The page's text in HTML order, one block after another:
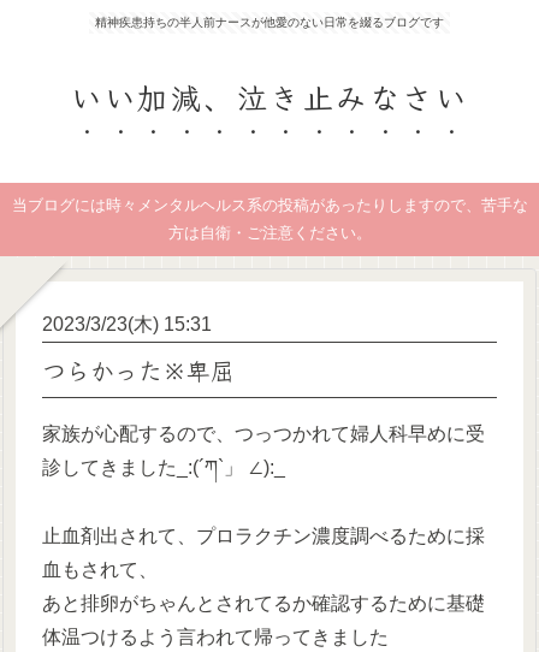
精神疾患持ちの半人前ナースが他愛のない日常を綴るブログです
いい加減、泣き止みなさい
当ブログには時々メンタルヘルス系の投稿があったりしますので、苦手な
方は自衛・ご注意ください。
2023/3/23(木) 15:31
つらかった※卑屈
家族が心配するので、つっつかれて婦人科早めに受
診してきました_:(´ཀ`」 ∠):_
止血剤出されて、プロラクチン濃度調べるために採
血もされて、
あと排卵がちゃんとされてるか確認するために基礎
体温つけるよう言われて帰ってきました